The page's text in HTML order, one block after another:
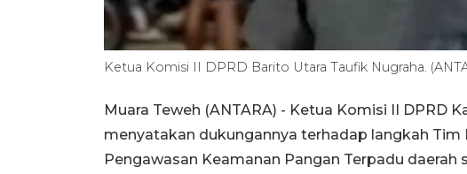
Ketua Komisi II DPRD Barito Utara Taufik Nugraha.
Muara Teweh (ANTARA) - Ketua Komisi II DPRD
menyatakan dukungannya terhadap langkah Tim
Pengawasan Keamanan Pangan Terpadu